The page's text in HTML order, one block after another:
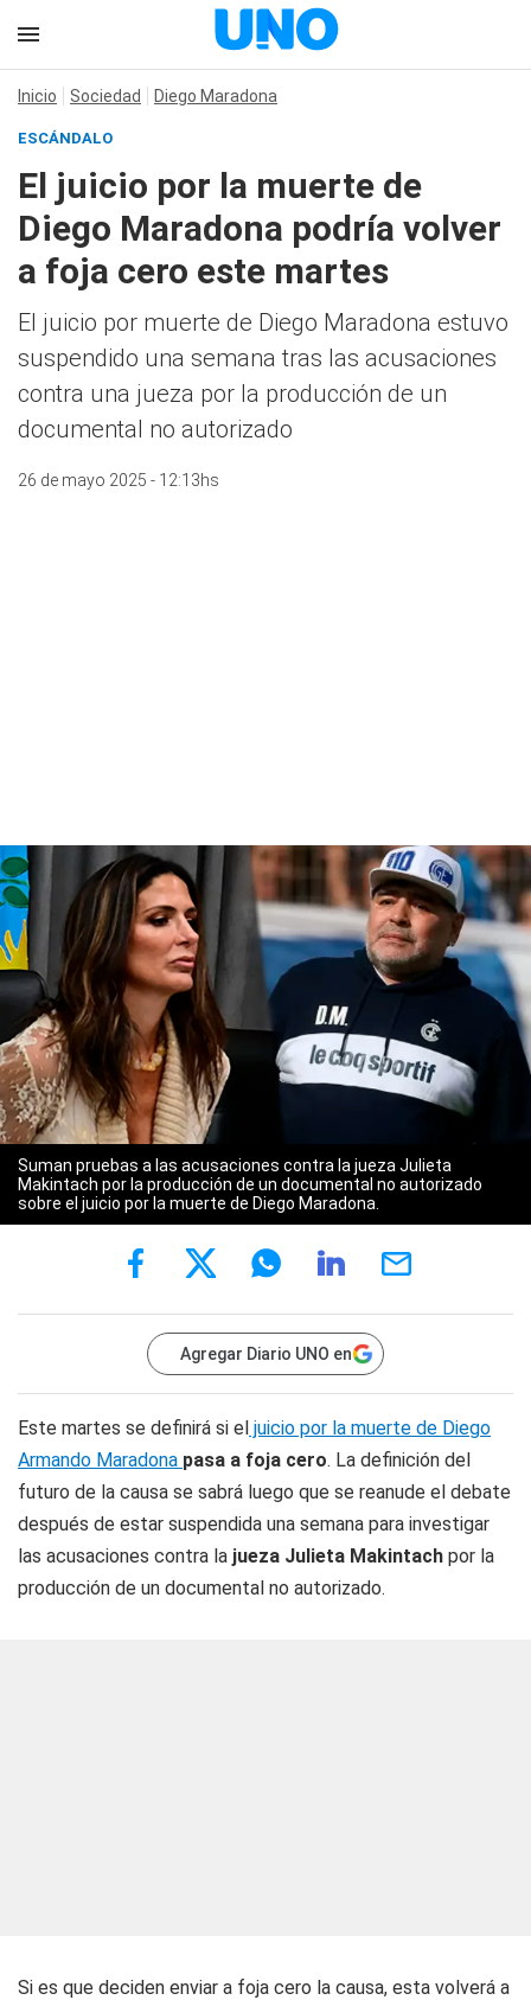
Inicio Sociedad Diego Maradona
ESCÁNDALO
El juicio por la muerte de
Diego Maradona podría volver
a foja cero este martes
El juicio por muerte de Diego Maradona estuvo
suspendido una semana tras las acusaciones
contra una jueza por la producción de un
documental no autorizado
26 de mayo 2025 - 12:13hs
Suman pruebas a las acusaciones contra la jueza Julieta
Makintach por la producción de un documental no autorizado
sobre el juicio por la muerte de Diego Maradona.
Agregar Diario UNO en
Este martes se definirá si el juicio por la muerte de Diego
Armando Maradona pasa a foja cero. La definición del
futuro de la causa se sabrá luego que se reanude el debate
después de estar suspendida una semana para investigar
las acusaciones contra la jueza Julieta Makintach por la
producción de un documental no autorizado.
Si es que deciden enviar a foja cero la causa, esta volverá a